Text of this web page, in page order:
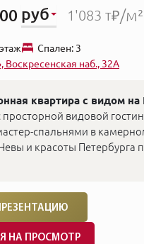
руб 1'083 т₽/м²
Cпален: 3
Воскресенская наб., 32А
квартира с видом на
просторной видовой
спальнями в
и красоты Петербурга
НА ПРОСМОТР